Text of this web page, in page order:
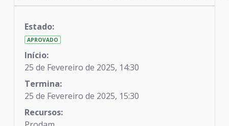
Calendário
Estado:
APROVADO
Início:
25 de Fevereiro de 2025, 14:30
Termina:
25 de Fevereiro de 2025, 15:30
Recursos: